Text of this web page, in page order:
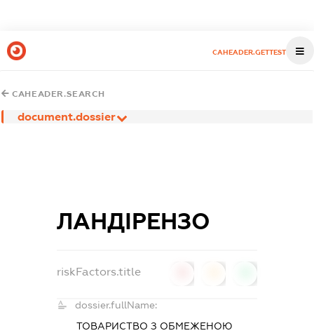
CAHEADER.GETTEST
CAHEADER.SEARCH
document.dossier
ЛАНДІРЕНЗО
riskFactors.title
dossier.fullName:
ТОВАРИСТВО З ОБМЕЖЕНОЮ